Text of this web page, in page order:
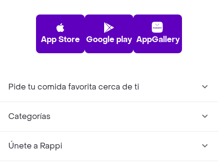
App Store Google play AppGallery
Pide tu comida favorita cerca de ti
Categorías
Únete a Rappi